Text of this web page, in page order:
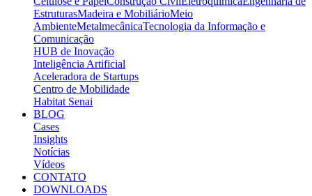
EstruturasMadeira e MobiliárioMeio
AmbienteMetalmecânicaTecnologia da Informação e
Comunicação
HUB de Inovação
Inteligência Artificial
Aceleradora de Startups
Centro de Mobilidade
Habitat Senai
BLOG
Cases
Insights
Notícias
Vídeos
CONTATO
DOWNLOADS